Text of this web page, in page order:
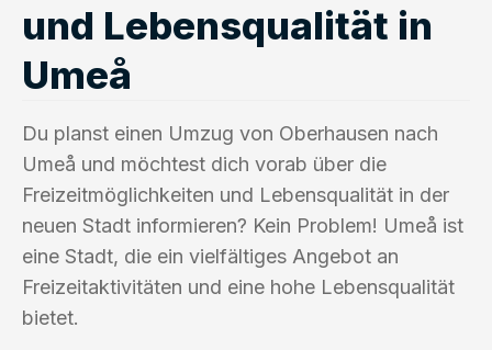
und Lebensqualität in
Umeå
Du planst einen Umzug von Oberhausen nach
Umeå und möchtest dich vorab über die
Freizeitmöglichkeiten und Lebensqualität in der
neuen Stadt informieren? Kein Problem! Umeå ist
eine Stadt, die ein vielfältiges Angebot an
Freizeitaktivitäten und eine hohe Lebensqualität
bietet.